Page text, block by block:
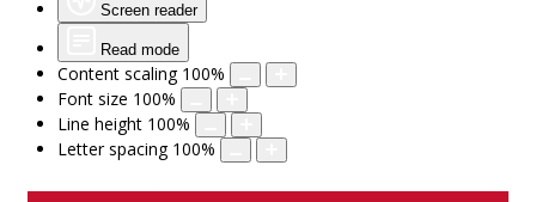
Screen reader
Read mode
Content scaling 100%
Font size 100%
Line height 100%
Letter spacing 100%